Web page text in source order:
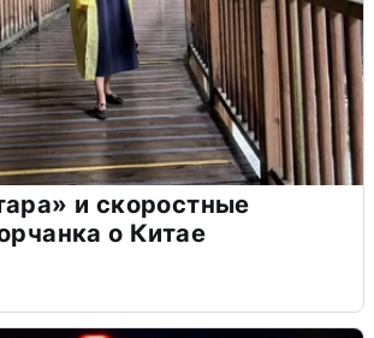
и скоростные
о Китае